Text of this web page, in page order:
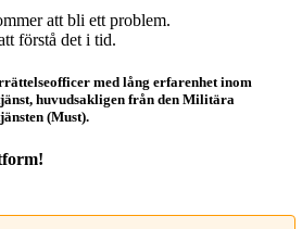
att bli ett problem.
förstå det i tid.
med lång erfarenhet inom
huvudsakligen från den Militära
(Must).